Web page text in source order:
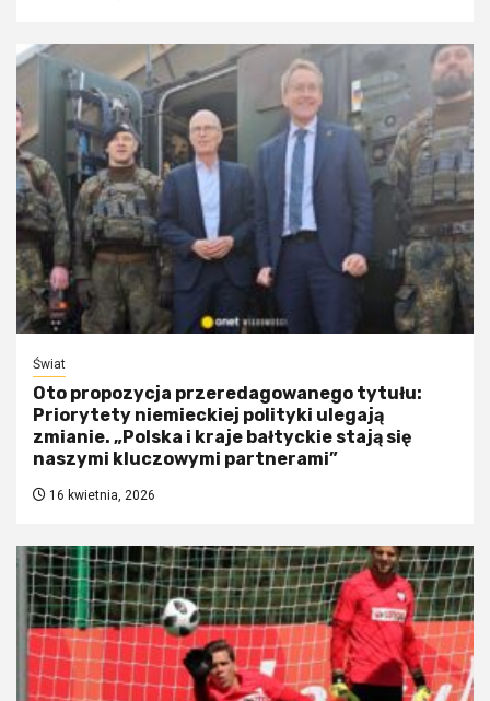
Świat
Oto propozycja przeredagowanego tytułu:
Priorytety niemieckiej polityki ulegają
zmianie. „Polska i kraje bałtyckie stają się
naszymi kluczowymi partnerami”
16 kwietnia, 2026